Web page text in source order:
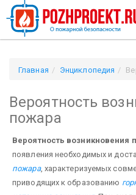
Главная Энциклопедия
Вероятность
пожара
Вероятность возникновения
появления необходимых и
пожара, характеризуемых
приводящих к образованию